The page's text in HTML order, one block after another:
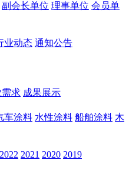
副会长单位 理事单位 会员单
业动态 通知公告
求 成果展示
车涂料 水性涂料 船舶涂料 木
2022 2021 2020 2019